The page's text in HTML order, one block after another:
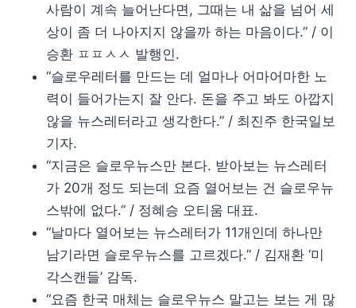
사람이 계속 늘어난다면, 그때는 내 삶을 넘어 세
상이 좀 더 나아지지 않을까 하는 마음이다.” / 이
승환 ㅍㅍㅅㅅ 발행인.
“슬로우레터를 만드는 데 얼마나 어마어마한 노
력이 들어가는지 잘 안다. 돈을 주고 봐도 아깝지
않을 뉴스레터라고 생각한다.” / 최진주 한국일보
기자.
“지금은 슬로우뉴스만 본다. 받아보는 뉴스레터
가 20개 정도 되는데 요즘 열어보는 건 슬로우뉴
스밖에 없다.” / 정혜승 오티움 대표.
“날마다 열어보는 뉴스레터가 11개인데 하나만
남기라면 슬로우뉴스를 고르겠다.” / 김재환 ‘미
각스캔들’ 감독.
“요즘 한국 매체는 슬로우뉴스 말고는 보는 게 많